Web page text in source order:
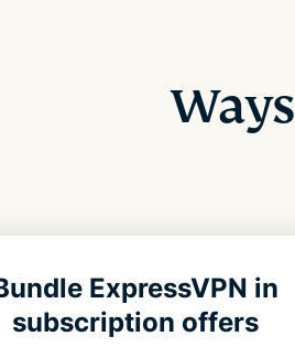
ExpressVPN in
subscription offers